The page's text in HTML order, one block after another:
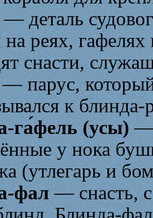
деталь
на реях,
снасти,
парус,
к блинда-
га́фель (усы)—
у нока
(утлегарь и
фал— снасть,